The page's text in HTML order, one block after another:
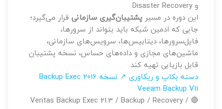
و Disaster Recovery
این دوره در مسیر پشتیبان‌گیری سازمانیقرار می‌گیرد؛
جایی که ادمین شبکه باید بتواند از سرورها،
فایل‌سرورها، دیتابیس‌ها، سرویس‌های سازمانی،
ماشین‌های مجازی و داده‌های حساس، نسخه پشتیبان
قابل بازیابی تهیه کند.
دسته بکاپ و ریکاوری ↗ نسخه 2016 Backup Exec
Veeam Backup V11
🔴 Veritas Backup Exec 21.3 / Backup / Recovery /